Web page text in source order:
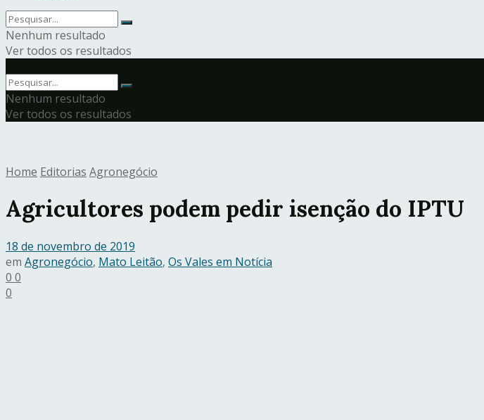
Nenhum resultado
Ver todos os resultados
Nenhum resultado
Ver todos os resultados
Home Editorias Agronegócio
Agricultores podem pedir isenção do IPTU
18 de novembro de 2019
em Agronegócio, Mato Leitão, Os Vales em Notícia
0 0
0